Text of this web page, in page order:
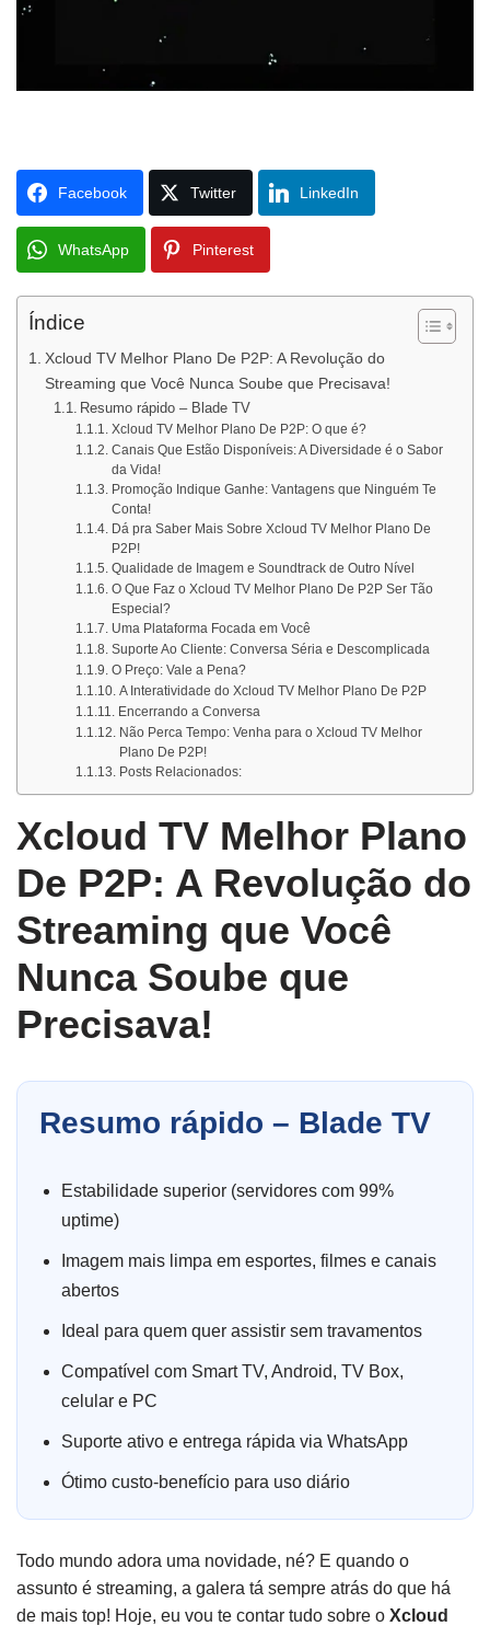
Facebook Twitter LinkedIn
WhatsApp Pinterest
Índice
Xcloud TV Melhor Plano De P2P: A Revolução do
Streaming que Você Nunca Soube que Precisava!
Resumo rápido – Blade TV
Xcloud TV Melhor Plano De P2P: O que é?
Canais Que Estão Disponíveis: A Diversidade é o Sabor
da Vida!
Promoção Indique Ganhe: Vantagens que Ninguém Te
Conta!
Dá pra Saber Mais Sobre Xcloud TV Melhor Plano De
P2P!
Qualidade de Imagem e Soundtrack de Outro Nível
O Que Faz o Xcloud TV Melhor Plano De P2P Ser Tão
Especial?
Uma Plataforma Focada em Você
Suporte Ao Cliente: Conversa Séria e Descomplicada
O Preço: Vale a Pena?
A Interatividade do Xcloud TV Melhor Plano De P2P
Encerrando a Conversa
Não Perca Tempo: Venha para o Xcloud TV Melhor
Plano De P2P!
Posts Relacionados:
Xcloud TV Melhor Plano
De P2P: A Revolução do
Streaming que Você
Nunca Soube que
Precisava!
Resumo rápido – Blade TV
Estabilidade superior (servidores com 99%
uptime)
Imagem mais limpa em esportes, filmes e canais
abertos
Ideal para quem quer assistir sem travamentos
Compatível com Smart TV, Android, TV Box,
celular e PC
Suporte ativo e entrega rápida via WhatsApp
Ótimo custo-benefício para uso diário
Todo mundo adora uma novidade, né? E quando o
assunto é streaming, a galera tá sempre atrás do que há
de mais top! Hoje, eu vou te contar tudo sobre o Xcloud